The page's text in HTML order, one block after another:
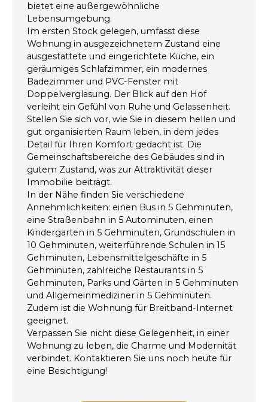
bietet eine außergewöhnliche
Lebensumgebung.
Im ersten Stock gelegen, umfasst diese
Wohnung in ausgezeichnetem Zustand eine
ausgestattete und eingerichtete Küche, ein
geräumiges Schlafzimmer, ein modernes
Badezimmer und PVC-Fenster mit
Doppelverglasung. Der Blick auf den Hof
verleiht ein Gefühl von Ruhe und Gelassenheit.
Stellen Sie sich vor, wie Sie in diesem hellen und
gut organisierten Raum leben, in dem jedes
Detail für Ihren Komfort gedacht ist. Die
Gemeinschaftsbereiche des Gebäudes sind in
gutem Zustand, was zur Attraktivität dieser
Immobilie beiträgt.
In der Nähe finden Sie verschiedene
Annehmlichkeiten: einen Bus in 5 Gehminuten,
eine Straßenbahn in 5 Autominuten, einen
Kindergarten in 5 Gehminuten, Grundschulen in
10 Gehminuten, weiterführende Schulen in 15
Gehminuten, Lebensmittelgeschäfte in 5
Gehminuten, zahlreiche Restaurants in 5
Gehminuten, Parks und Gärten in 5 Gehminuten
und Allgemeinmediziner in 5 Gehminuten.
Zudem ist die Wohnung für Breitband-Internet
geeignet.
Verpassen Sie nicht diese Gelegenheit, in einer
Wohnung zu leben, die Charme und Modernität
verbindet. Kontaktieren Sie uns noch heute für
eine Besichtigung!